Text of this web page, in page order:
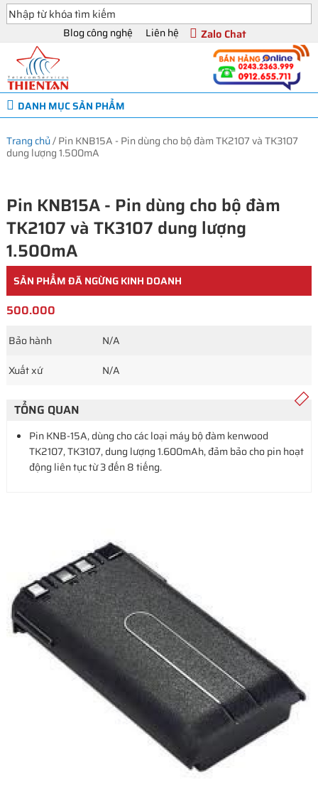
Blog công nghệ Liên hệ Zalo Chat
DANH MỤC SẢN PHẨM
Trang chủ/Pin KNB15A - Pin dùng cho bộ đàm TK2107 và TK3107
dung lượng 1.500mA
Pin KNB15A - Pin dùng cho bộ đàm
TK2107 và TK3107 dung lượng
1.500mA
SẢN PHẨM ĐÃ NGỪNG KINH DOANH
500.000
Bảo hành
N/A
Xuất xứ
N/A
TỔNG QUAN
Pin KNB-15A, dùng cho các loại máy bộ đàm kenwood
TK2107, TK3107, dung lượng 1.600mAh, đảm bảo cho pin hoạt
động liên tục từ 3 đến 8 tiếng.